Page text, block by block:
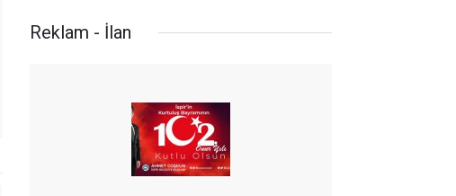
Reklam - İlan